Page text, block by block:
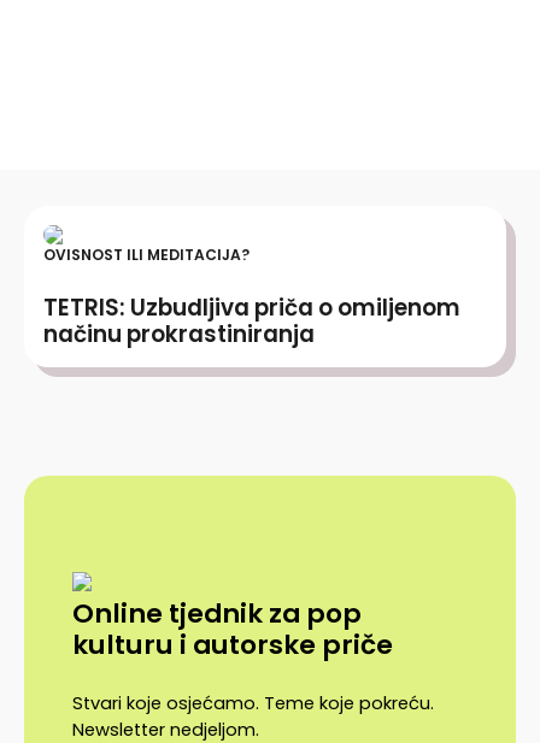
OVISNOST ILI MEDITACIJA?
TETRIS: Uzbudljiva priča o omiljenom
načinu prokrastiniranja
Online tjednik za pop
kulturu i autorske priče
Stvari koje osjećamo. Teme koje pokreću.
Newsletter nedjeljom.